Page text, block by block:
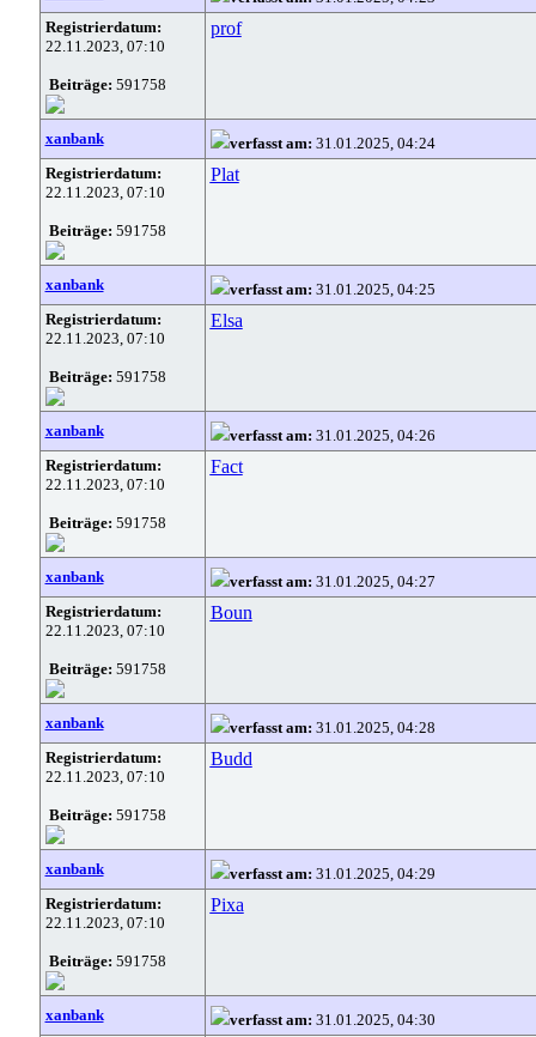
Registrierdatum:
22.11.2023, 07:10
Beiträge: 591758
prof
xanbank verfasst am: 31.01.2025, 04:24
Registrierdatum:
22.11.2023, 07:10
Beiträge: 591758
Plat
xanbank verfasst am: 31.01.2025, 04:25
Registrierdatum:
22.11.2023, 07:10
Beiträge: 591758
Elsa
xanbank verfasst am: 31.01.2025, 04:26
Registrierdatum:
22.11.2023, 07:10
Beiträge: 591758
Fact
xanbank verfasst am: 31.01.2025, 04:27
Registrierdatum:
22.11.2023, 07:10
Beiträge: 591758
Boun
xanbank verfasst am: 31.01.2025, 04:28
Registrierdatum:
22.11.2023, 07:10
Beiträge: 591758
Budd
xanbank verfasst am: 31.01.2025, 04:29
Registrierdatum:
22.11.2023, 07:10
Beiträge: 591758
Pixa
xanbank verfasst am: 31.01.2025, 04:30